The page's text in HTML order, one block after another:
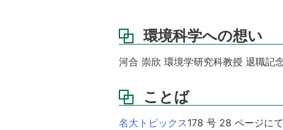
環境科学への想い
河合 崇欣 環境学研究科教授 退職記
ことば
名大トピックス178 号 28 ページに